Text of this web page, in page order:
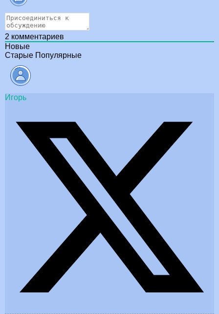
2 комментариев
Новые
Старые Популярные
Игорь